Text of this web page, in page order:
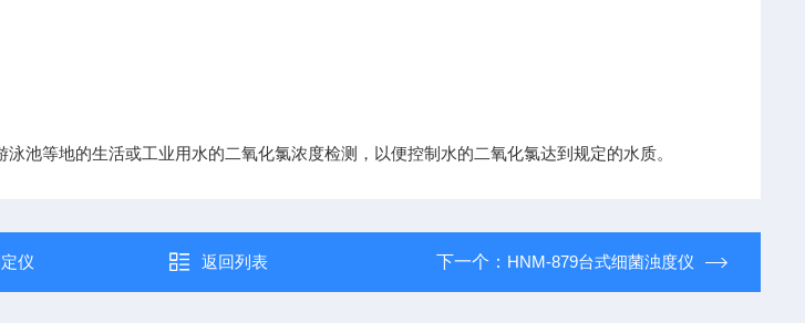
池等地的生活或工业用水的二氧化氯浓度检测，以便控制水的二氧化氯达到规定的水质。
仪 返回列表 下一个： HNM-879台式细菌浊度仪